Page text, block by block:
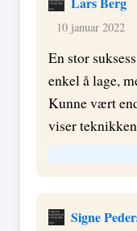
10 januar 2022
En stor
enkel å lage,
Kunne vært
viser
Signe